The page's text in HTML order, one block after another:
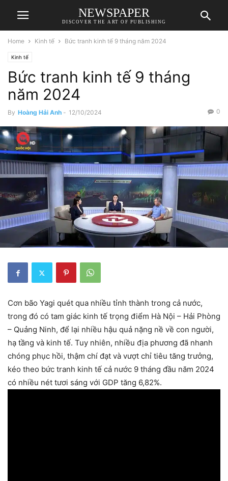
NEWSPAPER
DISCOVER THE ART OF PUBLISHING
Home Kinh tế Bức tranh kinh tế 9 tháng năm 2024
Kinh tế
Bức tranh kinh tế 9 tháng
năm 2024
By Hoàng Hải Anh - 12/10/2024 0
Cơn bão Yagi quét qua nhiều tỉnh thành trong cả nước,
trong đó có tam giác kinh tế trọng điểm Hà Nội – Hải Phòng
– Quảng Ninh, để lại nhiều hậu quả nặng nề về con người,
hạ tầng và kinh tế. Tuy nhiên, nhiều địa phương đã nhanh
chóng phục hồi, thậm chí đạt và vượt chỉ tiêu tăng trưởng,
kéo theo bức tranh kinh tế cả nước 9 tháng đầu năm 2024
có nhiều nét tươi sáng với GDP tăng 6,82%.